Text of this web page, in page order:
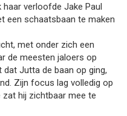
verloofde Jake Paul
een schaatsbaan te maken
met onder zich een
de meesten jaloers op
Jutta de baan op ging,
Zijn focus lag volledig op
hij zichtbaar mee te